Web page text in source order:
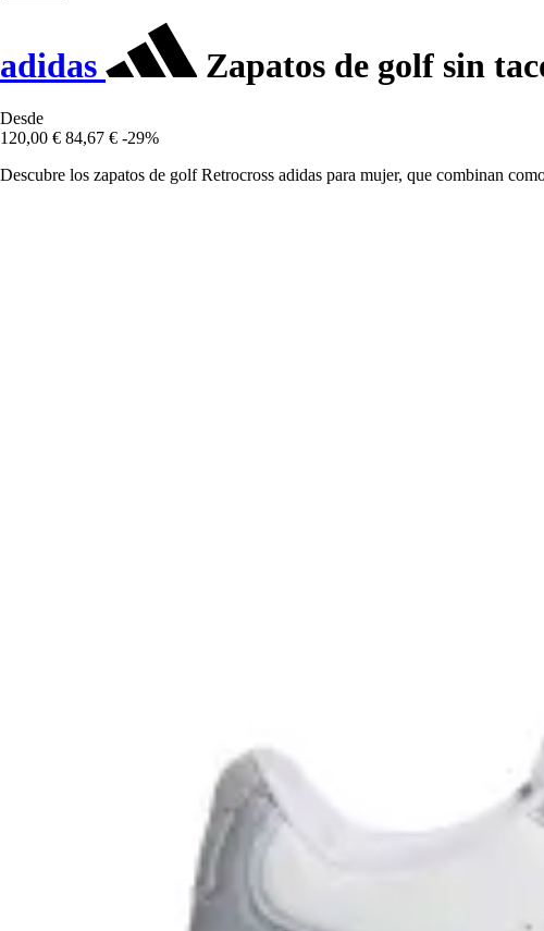
adidas Zapatos de golf sin
Desde
120,00 € 84,67 € -29%
Descubre los zapatos de golf Retrocross adidas para mujer, que combinan